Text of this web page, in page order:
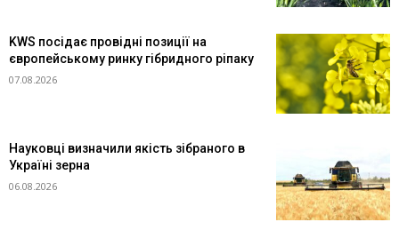
KWS посідає провідні позиції на
європейському ринку гібридного ріпаку
07.08.2026
Науковці визначили якість зібраного в
Україні зерна
06.08.2026